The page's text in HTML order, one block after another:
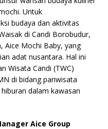
Untuk
budaya dan aktivitas
di Candi Borobudur,
Aice Mochi Baby, yang
adat nusantara. Hal ini
Wisata Candi (TWC)
di bidang pariwisata
dalam kawasan
Aice Group